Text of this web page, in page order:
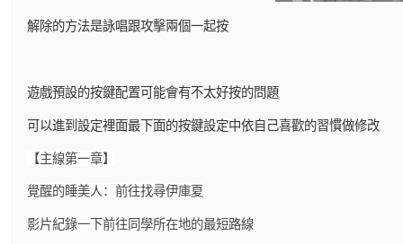
解除的方法是詠唱跟攻擊兩個一起按
遊戲預設的按鍵配置可能會有不太好按的問題
可以進到設定裡面最下面的按鍵設定中依自己喜歡的習慣做修改
【主線第一章】
覺醒的睡美人：前往找尋伊庫夏
影片紀錄一下前往同學所在地的最短路線